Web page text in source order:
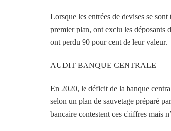
Lorsque les entrées de devises se
premier plan, ont exclu les déposants
ont perdu 90 pour cent de leur valeur.
AUDIT BANQUE CENTRALE
En 2020, le déficit de la banque
selon un plan de sauvetage préparé
bancaire contestent ces chiffres mais